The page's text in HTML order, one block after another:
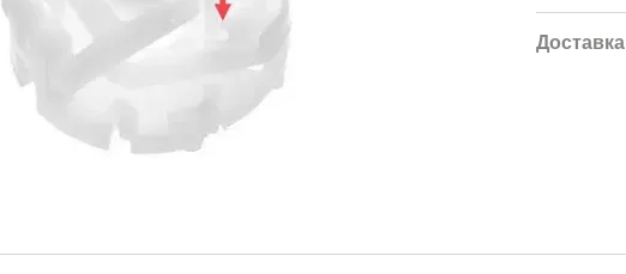
Доставка